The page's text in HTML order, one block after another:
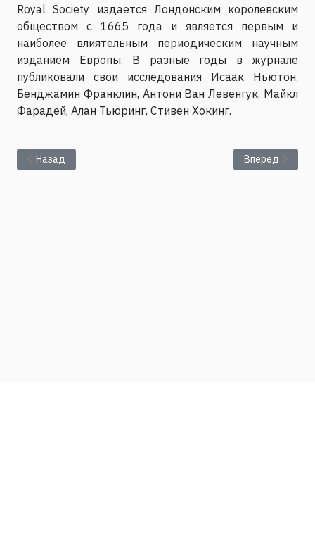
Royal Society издается Лондонским королевским
обществом с 1665 года и является первым и
наиболее влиятельным периодическим научным
изданием Европы. В разные годы в журнале
публиковали свои исследования Исаак Ньютон,
Бенджамин Франклин, Антони Ван Левенгук, Майкл
Фарадей, Алан Тьюринг, Стивен Хокинг.
Предыдущий: Поздравление 9 мая
Назад Следующий:
Вперед